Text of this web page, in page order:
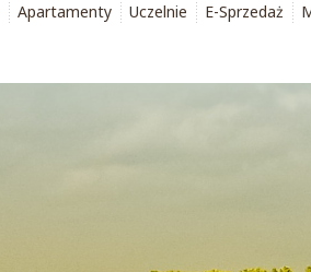
Apartamenty Uczelnie E-Sprzedaż